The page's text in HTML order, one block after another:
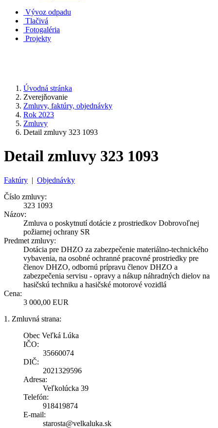
Vývoz odpadu
Tlačivá
Fotogaléria
Projekty
Úvodná stránka
Zverejňovanie
Zmluvy, faktúry, objednávky
Rok 2023
Zmluvy
Detail zmluvy 323 1093
Detail zmluvy 323 1093
Faktúry | Objednávky
Číslo zmluvy:
323 1093
Názov:
Zmluva o poskytnutí dotácie z prostriedkov Dobrovoľnej
požiarnej ochrany SR
Predmet zmluvy:
Dotácia pre DHZO za zabezpečenie materiálno-technického
vybavenia, na osobné ochranné pracovné prostriedky pre
členov DHZO, odbornú prípravu členov DHZO a
zabezpečenia servisu - opravy a nákup náhradných dielov na
hasičskú techniku a hasičské motorové vozidlá
Cena:
3 000,00 EUR
1. Zmluvná strana:
Obec Veľká Lúka
IČO:
35660074
DIČ:
2021329596
Adresa:
Veľkolúcka 39
Telefón:
918419874
E-mail:
starosta@velkaluka.sk